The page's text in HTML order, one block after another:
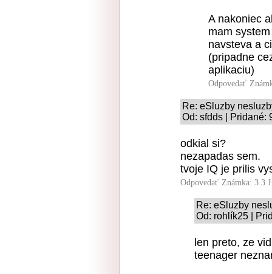
A nakoniec
mam
navsteva a
(pripadne
aplikaciu)
Odpovedať
Re: eSluzby
Od: sfdds | Pridané:
odkial si?
nezapadas sem.
tvoje IQ je prilis
Odpovedať Známka: 3.3
Re: eSluzby
Od: rohlík25 |
len preto, ze
teenager